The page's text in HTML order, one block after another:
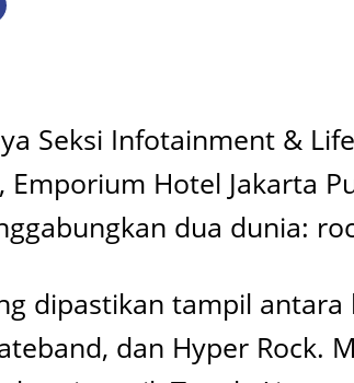
Seksi Infotainment &
Emporium Hotel Jakarta
dua dunia:
dipastikan tampil antara
dan Hyper Rock.